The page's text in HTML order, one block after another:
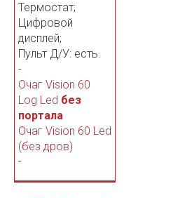
Термостат;
Цифровой
дисплей;
Пульт Д/У: есть.
-
Очаг Vision 60
Log Led без
портала
Очаг Vision 60 Led
(без дров)
-